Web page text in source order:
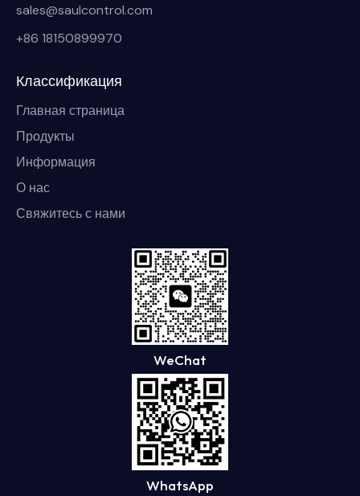
sales@saulcontrol.com
+86 18150899970
Классификация
Главная страница
Продукты
Информация
О нас
Свяжитесь с нами
WeChat
WhatsApp